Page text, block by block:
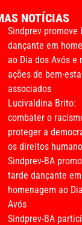
NOTÍCIAS
Sindprev promove
dançante em
ao Dia dos Avós e
ações de bem-
associados
Lucivaldina Brito:
combater o
proteger a
os direitos
Sindprev-BA
tarde dançante em
homenagem ao
Avós
Sindprev-BA